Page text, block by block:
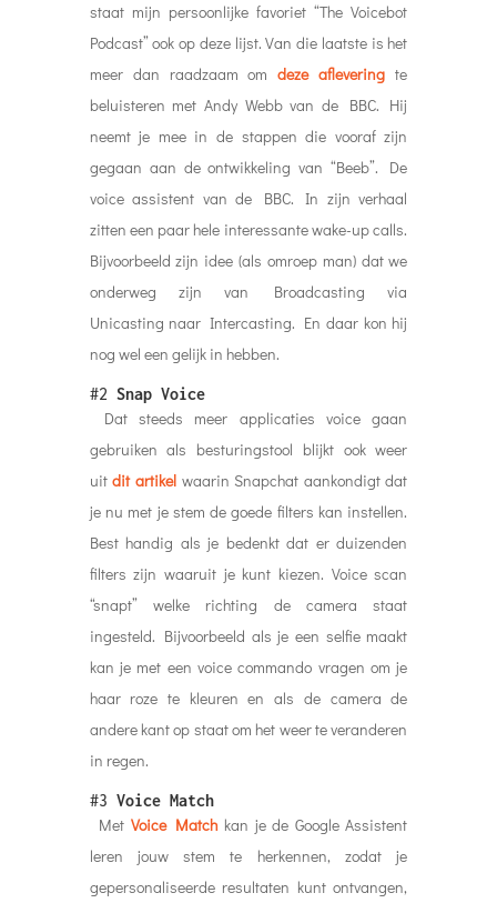
staat mijn persoonlijke favoriet “The Voicebot
Podcast” ook op deze lijst. Van die laatste is het
meer dan raadzaam omdeze aflevering te
beluisteren met Andy Webb van de BBC. Hij
neemt je mee in de stappen die vooraf zijn
gegaan aan de ontwikkeling van “Beeb”. De
voice assistent van de BBC. In zijn verhaal
zitten een paar hele interessante wake-up calls.
Bijvoorbeeld zijn idee (als omroep man) dat we
onderweg zijn van Broadcasting via
Unicasting naar Intercasting. En daar kon hij
nog wel een gelijk in hebben.
#2 Snap Voice
Dat steeds meer applicaties voice gaan
gebruiken als besturingstool blijkt ook weer
uitdit artikelwaarin Snapchat aankondigt dat
je nu met je stem de goede filters kan instellen.
Best handig als je bedenkt dat er duizenden
filters zijn waaruit je kunt kiezen. Voice scan
“snapt” welke richting de camera staat
ingesteld. Bijvoorbeeld als je een selfie maakt
kan je met een voice commando vragen om je
haar roze te kleuren en als de camera de
andere kant op staat om het weer te veranderen
in regen.
#3 Voice Match
Met Voice Match kan je de Google Assistent
leren jouw stem te herkennen, zodat je
gepersonaliseerde resultaten kunt ontvangen,